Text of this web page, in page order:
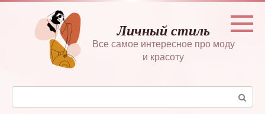
Перейти
контенту
Личный стиль
Все самое интересное про моду
и красоту
Поиск: